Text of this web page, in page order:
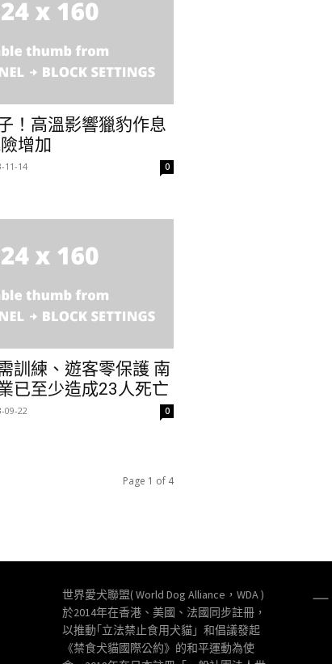
！高溫影響獵豹作息
增加
11-14 0
訓練、遊客零保護 南
已至少造成23人死亡
09-22 0
Page 1 of 4
世界愛犬聯盟( World Dog Alliance，WDA )
於2014年在香港、美國、法國同步註冊，
以推動｢立法禁止食用犬貓」和倡議發起
《禁食犬貓國際公約》的和平運動為使